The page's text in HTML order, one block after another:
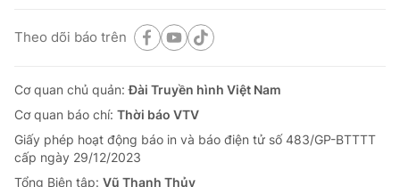
Theo dõi báo trên
Cơ quan chủ quản:Đài Truyền hình Việt Nam
Cơ quan báo chí: Thời báo VTV
Giấy phép hoạt động báo in và báo điện tử số 483/GP-BTTTT
cấp ngày 29/12/2023
Tổng Biên tập: Vũ Thanh Thủy